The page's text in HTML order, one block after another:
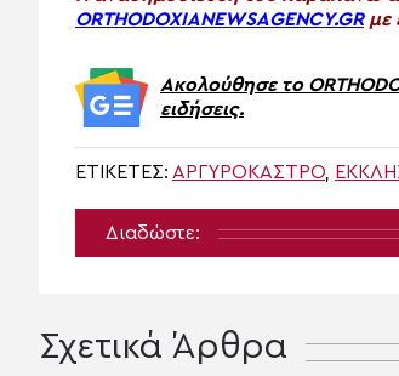
ORTHODOXIANEWSAGENCY.GRμε
Ακολούθησε το
ειδήσεις.
ΕΤΙΚΈΤΕΣ: ΑΡΓΥΡΟΚΑΣΤΡΟ
Διαδώστε:
Σχετικά Άρθρα